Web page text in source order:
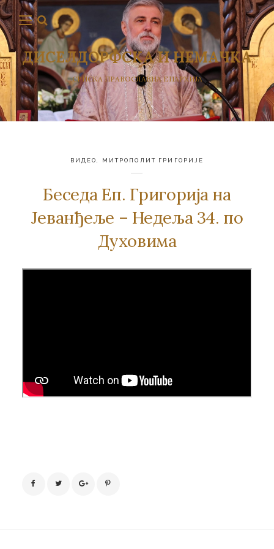
ДИСЕЛДОРФСКА И НЕМАЧКА
СРПСКА ПРАВОСЛАВНА ЕПАРХИЈА
ВИДЕО МИТРОПОЛИТ ГРИГОРИЈЕ
Беседа Еп. Григорија на
Јеванђеље – Недеља 34. по
Духовима